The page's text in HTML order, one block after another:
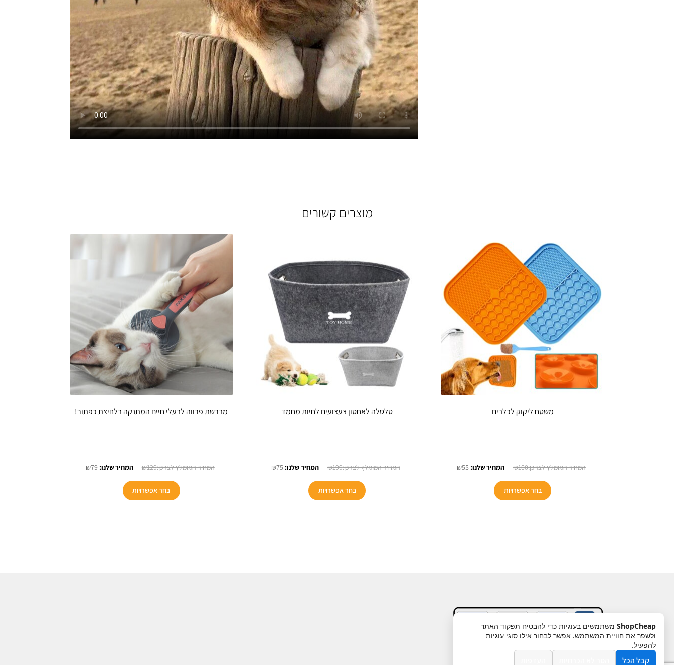
מוצרים קשורים
משטח ליקוק לכלבים
₪100
המחיר
היה:
₪100.
₪55 המחיר
בחר אפשרויות
סלסלה לאחסון צעצועים לחיות מחמד
₪199
המחיר
היה:
₪199.
₪75 המחיר
בחר אפשרויות
מברשת פרווה לבעלי חיים המתנקה בלחיצת כפתור!
₪129
המחיר
היה:
₪129.
₪79 המחיר
בחר אפשרויות
למוצר
זה
ShopCheap משתמשים בעוגיות כדי להבטיח תפקוד האתר
ולשפר את חוויית המשתמש. אפשר לבחור אילו סוגי עוגיות
להפעיל.
קבל הכל